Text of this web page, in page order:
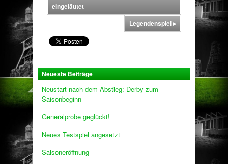
eingeläutet
Legendenspiel▸
Neueste Beiträge
Neustart nach dem Abstieg: Derby zum
Saisonbeginn
Generalprobe geglückt!
Neues Testspiel angesetzt
Saisoneröffnung